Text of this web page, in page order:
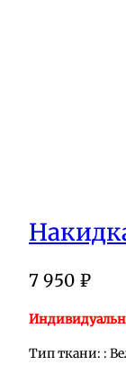
7 950 ₽
Тип ткани: :